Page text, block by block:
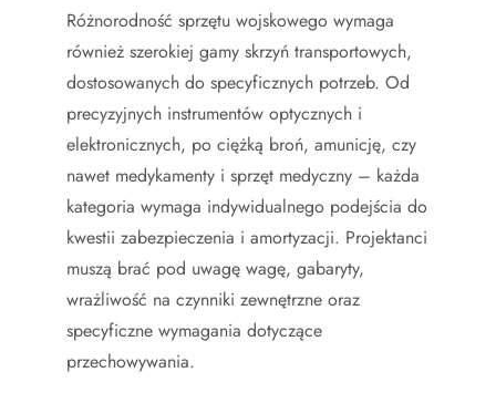
Różnorodność sprzętu wojskowego wymaga
również szerokiej gamy skrzyń transportowych,
dostosowanych do specyficznych potrzeb. Od
precyzyjnych instrumentów optycznych i
elektronicznych, po ciężką broń, amunicję, czy
nawet medykamenty i sprzęt medyczny – każda
kategoria wymaga indywidualnego podejścia do
kwestii zabezpieczenia i amortyzacji. Projektanci
muszą brać pod uwagę wagę, gabaryty,
wrażliwość na czynniki zewnętrzne oraz
specyficzne wymagania dotyczące
przechowywania.